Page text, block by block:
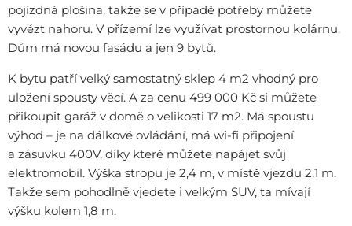
pojízdná plošina, takže se v případě potřeby můžete
vyvézt nahoru. V přízemí lze využívat prostornou kolárnu.
Dům má novou fasádu a jen 9 bytů.
K bytu patří velký samostatný sklep 4 m2 vhodný pro
uložení spousty věcí. A za cenu 499 000 Kč si můžete
přikoupit garáž v domě o velikosti 17 m2. Má spoustu
výhod – je na dálkové ovládání, má wi-fi připojení
a zásuvku 400V, díky které můžete napájet svůj
elektromobil. Výška stropu je 2,4 m, v místě vjezdu 2,1 m.
Takže sem pohodlně vjedete i velkým SUV, ta mívají
výšku kolem 1,8 m.